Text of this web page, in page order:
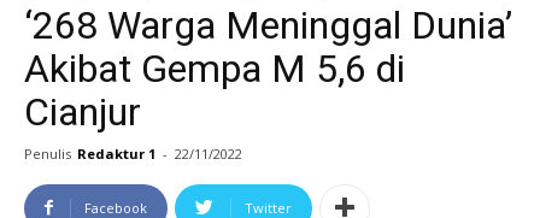
‘268 Warga Meninggal Dunia’
Akibat Gempa M 5,6 di
Cianjur
Penulis Redaktur 1 - 22/11/2022
Facebook Twitter